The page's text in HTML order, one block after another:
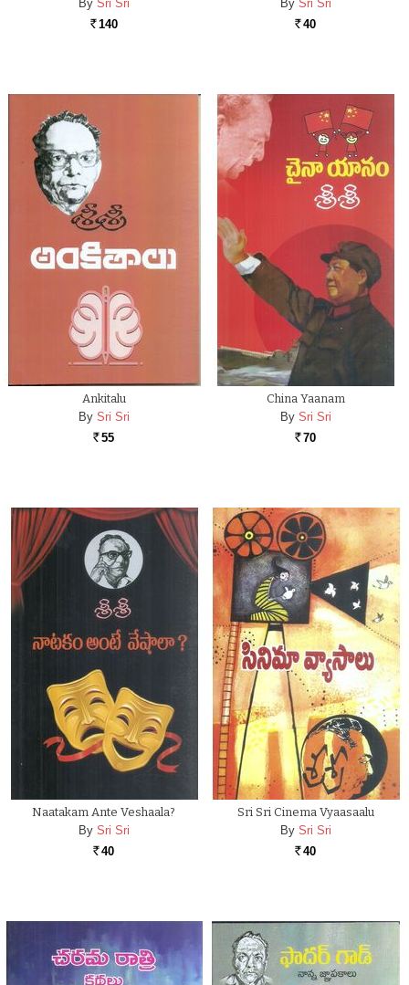
By Sri Sri
Rs. 140
By Sri Sri
Rs. 40
Ankitalu
By Sri Sri
Rs. 55
China Yaanam
By Sri Sri
Rs. 70
Naatakam Ante Veshaala?
By Sri Sri
Rs. 40
Sri Sri Cinema Vyaasaalu
By Sri Sri
Rs. 40